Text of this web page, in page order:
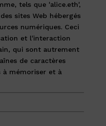
tels que 'alice.eth',
sites Web hébergés
numériques. Ceci
et l'interaction
qui sont autrement
de caractères
à mémoriser et à